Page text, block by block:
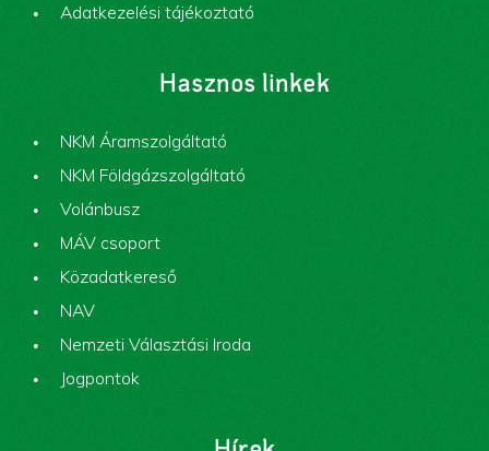
Adatkezelési tájékoztató
Hasznos linkek
NKM Áramszolgáltató
NKM Földgázszolgáltató
Volánbusz
MÁV csoport
Közadatkereső
NAV
Nemzeti Választási Iroda
Jogpontok